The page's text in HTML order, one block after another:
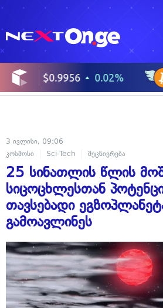
3 ივლისი, 09:06
კოსმოსი
Sci-Tech მეცნიერება
25 სინათლის წლის
სიცოცხლესთან
თავსებადი
გამოავლინეს